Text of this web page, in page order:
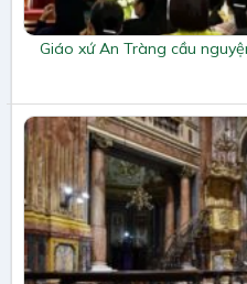
Giáo xứ An Tràng cầu